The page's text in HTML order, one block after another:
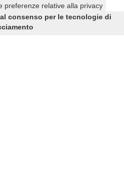
preferenze relative alla privacy
consenso per le tecnologie di